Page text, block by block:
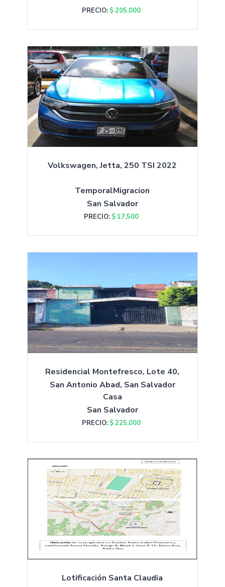
PRECIO: $ 205,000
Volkswagen, Jetta, 250 TSI 2022
TemporalMigracion
San Salvador
PRECIO: $ 17,500
Residencial Montefresco, Lote 40,
San Antonio Abad, San Salvador
Casa
San Salvador
PRECIO: $ 225,000
Lotificación Santa Claudia